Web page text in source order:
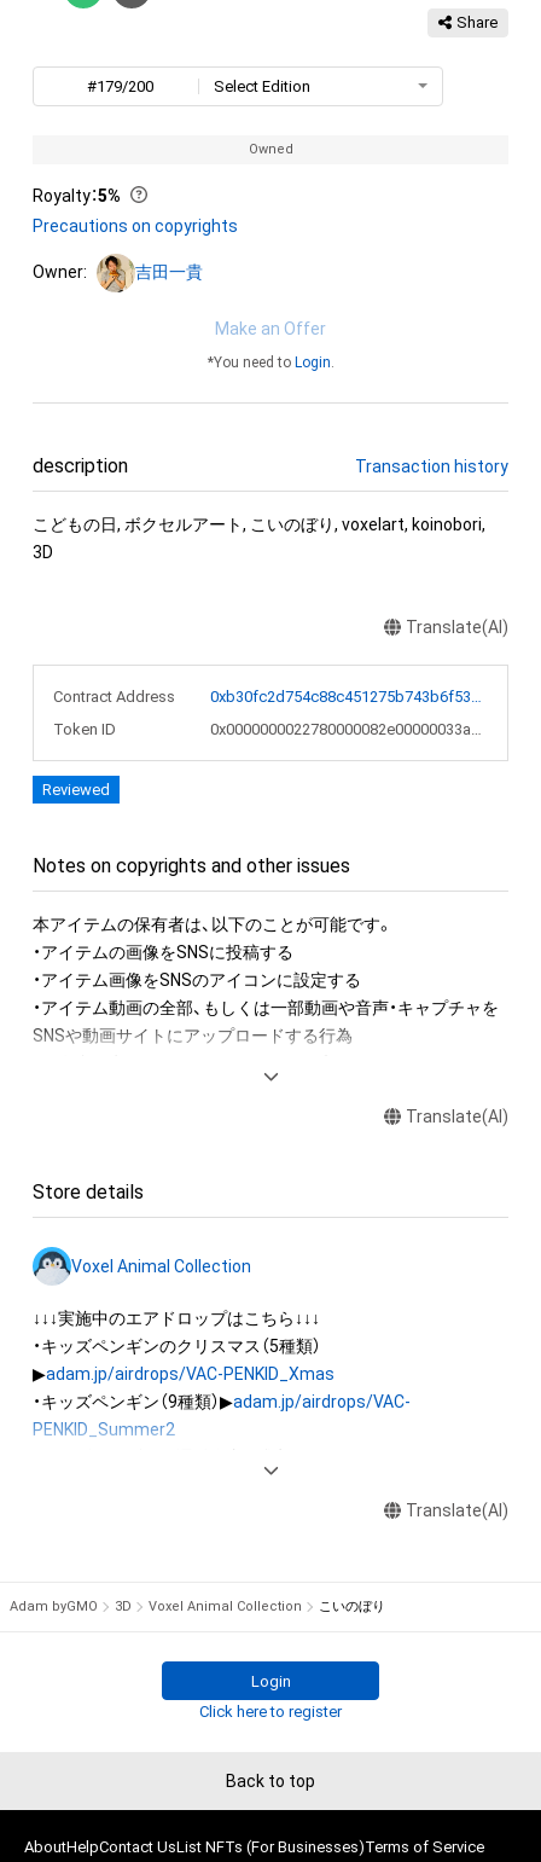
Share
#179/200 Select Edition
Owned
Royalty：5%
Precautions on copyrights
Owner: 吉田一貴
Make an Offer
*You need to Login.
description Transaction history
こどもの日, ボクセルアート, こいのぼり, voxelart, koinobori,
3D
Translate(AI)
Contract Address
0xb30fc2d754c88c451275b743b6f530f19f643683
Token ID
0x0000000022780000082e00000033aa8f
Reviewed
Notes on copyrights and other issues
本アイテムの保有者は、以下のことが可能です。
・アイテムの画像をSNSに投稿する
・アイテム画像をSNSのアイコンに設定する
・アイテム動画の全部、もしくは一部動画や音声・キャプチャを
SNSや動画サイトにアップロードする行為
・アイテムの画像を使用してメッセージカードを制作し友達に
アイテムに関する注意事項
ロゴ等を含みますがこれらに限られません。)にかかる知的財産
権(著作権、特許権、実用新案権、商標権、意匠権その他の知的財
産権(それらの権利を取得し、又はそれらの権利につき登録等を
出願する権利を含みます。)を意味します。)は、本アイテムの著
作権を有する方、著作隣接権の権利者またはその管理委託を受
けている者によって保護されています。そのため、本アイテム
を保有していたとしても、本アイテムに関する創作物にかかる
・本アイテムの著作権を有する方、著作隣接権の権利者またはそ
の管理委託を受けている者からの事前の同意なしに、上記の「本
せん。)を行うことはできません。
に反する利用またはその恐れのある利用など、作成者が不適切
Translate(AI)
Store details
Voxel Animal Collection
↓↓↓実施中のエアドロップはこちら↓↓↓
・キッズペンギンのクリスマス（5種類）
▶adam.jp/airdrops/VAC-PENKID_Xmas
・キッズペンギン（9種類）▶adam.jp/airdrops/VAC-
PENKID_Summer2
・フクロウ（3種類）▶adam.jp/airdrops/VAC-OWL
adam.jp/airdrops/VAC-NY2024
Translate(AI)
Adam byGMO 3D Voxel Animal Collection こいのぼり
Login
Click here to register
Back to top
AboutHelpContact UsList NFTs (For Businesses)Terms of Service